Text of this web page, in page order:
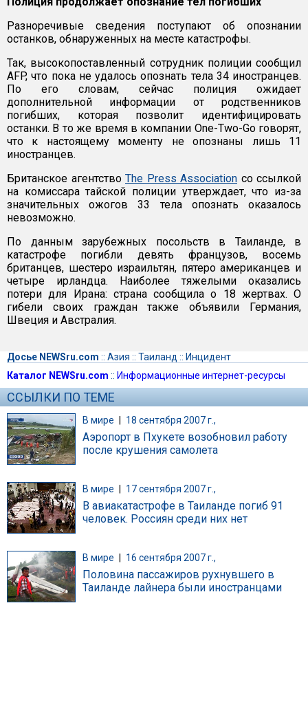
Разноречивые сведения поступают об опознании
останков, обнаруженных на месте катастрофы.
Так, высокопоставленный сотрудник полиции сообщил
AFP, что пока не удалось опознать тела 34 иностранцев.
По его словам, сейчас полиция ожидает
дополнительной информации от родственников
погибших, которая позволит идентифицировать
останки. В то же время в компании One-Two-Go говорят,
что к настоящему моменту не опознаны лишь 11
иностранцев.
Британское агентство The Press Association со ссылкой
на комиссара тайской полиции утверждает, что из-за
значительных ожогов 33 тела опознать оказалось
невозможно.
По данным зарубежных посольств в Таиланде, в
катастрофе погибли девять французов, восемь
британцев, шестеро израильтян, пятеро американцев и
четыре ирландца. Наиболее тяжелыми оказались
потери для Ирана: страна сообщила о 18 жертвах. О
гибели своих граждан также объявили Германия,
Швеция и Австралия.
Досье NEWSru.com :: Азия :: Таиланд :: Инцидент
Каталог NEWSru.com :: Информационные интернет-ресурсы
ССЫЛКИ ПО ТЕМЕ
В мире | 18 сентября 2007 г.,
Аэропорт в Пхукете возобновил работу
после крушения самолета
В мире 17 сентября 2007 г.,
В авиакатастрофе в Таиланде погиб 91
человек. Россиян среди них нет
В мире 16 сентября 2007 г.,
Половина пассажиров рухнувшего в
Таиланде лайнера были иностранцами